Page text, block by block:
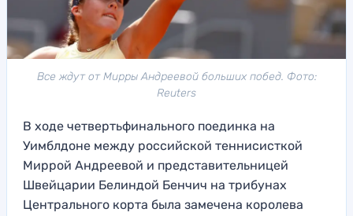
Все ждут от Мирры Андреевой больших побед. Фото:
Reuters
В ходе четвертьфинального поединка на
Уимблдоне между российской теннисисткой
Миррой Андреевой и представительницей
Швейцарии Белиндой Бенчич на трибунах
Центрального корта была замечена королева